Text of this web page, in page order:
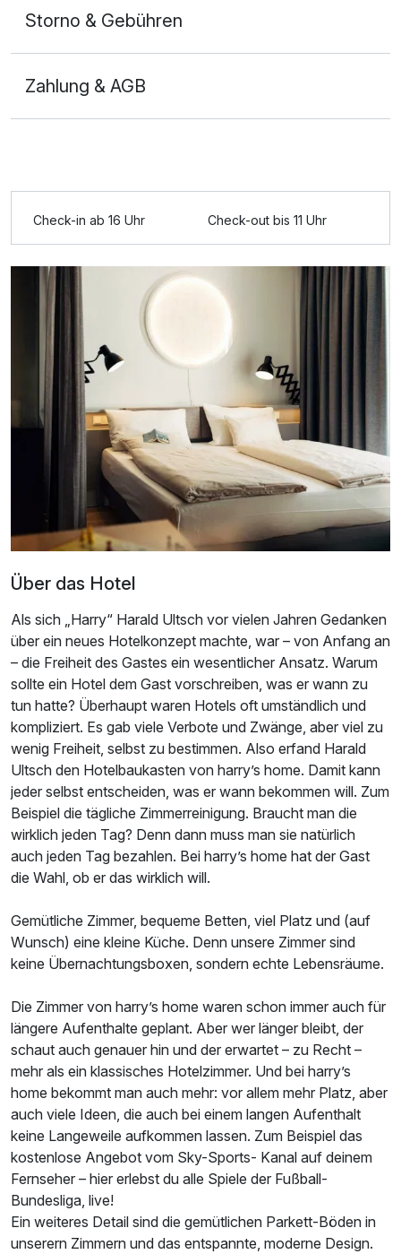
Storno & Gebühren
Zahlung & AGB
Check-in ab 16 Uhr Check-out bis 11 Uhr
Über das Hotel
Als sich „Harry“ Harald Ultsch vor vielen Jahren Gedanken
über ein neues Hotelkonzept machte, war – von Anfang an
– die Freiheit des Gastes ein wesentlicher Ansatz. Warum
sollte ein Hotel dem Gast vorschreiben, was er wann zu
tun hatte? Überhaupt waren Hotels oft umständlich und
kompliziert. Es gab viele Verbote und Zwänge, aber viel zu
wenig Freiheit, selbst zu bestimmen. Also erfand Harald
Ultsch den Hotelbaukasten von harry’s home. Damit kann
jeder selbst entscheiden, was er wann bekommen will. Zum
Beispiel die tägliche Zimmerreinigung. Braucht man die
wirklich jeden Tag? Denn dann muss man sie natürlich
auch jeden Tag bezahlen. Bei harry’s home hat der Gast
die Wahl, ob er das wirklich will.
Gemütliche Zimmer, bequeme Betten, viel Platz und (auf
Wunsch) eine kleine Küche. Denn unsere Zimmer sind
keine Übernachtungsboxen, sondern echte Lebensräume.
Die Zimmer von harry’s home waren schon immer auch für
längere Aufenthalte geplant. Aber wer länger bleibt, der
schaut auch genauer hin und der erwartet – zu Recht –
mehr als ein klassisches Hotelzimmer. Und bei harry’s
home bekommt man auch mehr: vor allem mehr Platz, aber
auch viele Ideen, die auch bei einem langen Aufenthalt
keine Langeweile aufkommen lassen. Zum Beispiel das
kostenlose Angebot vom Sky-Sports- Kanal auf deinem
Fernseher – hier erlebst du alle Spiele der Fußball-
Bundesliga, live!
Ein weiteres Detail sind die gemütlichen Parkett-Böden in
unserern Zimmern und das entspannte, moderne Design.